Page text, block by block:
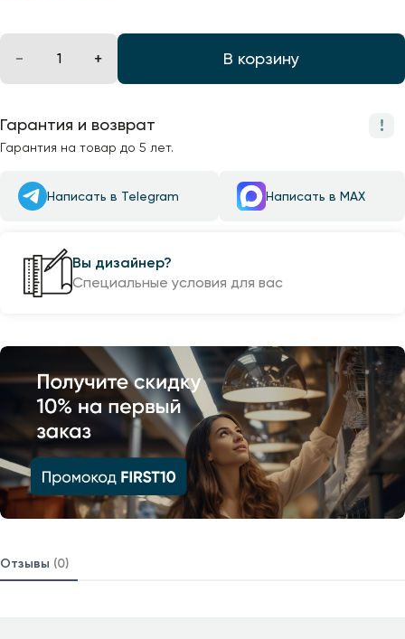
В корзину
Гарантия и возврат
Гарантия на товар до 5 лет.
Написать в Telegram Написать в MAX
Вы дизайнер?
Специальные условия для вас
Отзывы (0)